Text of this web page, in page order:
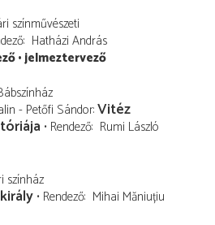
színművészeti
Hatházi András
jelmeztervező
- Petőfi Sándor Vitéz
Rendező Rumi László
színház
Rendező Mihai Măniuțiu